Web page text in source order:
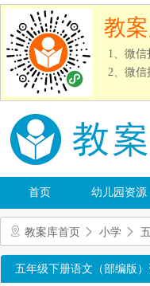
教
1、微
2、微信
首页 幼儿园资源
教案库首页 小学
五年级下册语文（部编版